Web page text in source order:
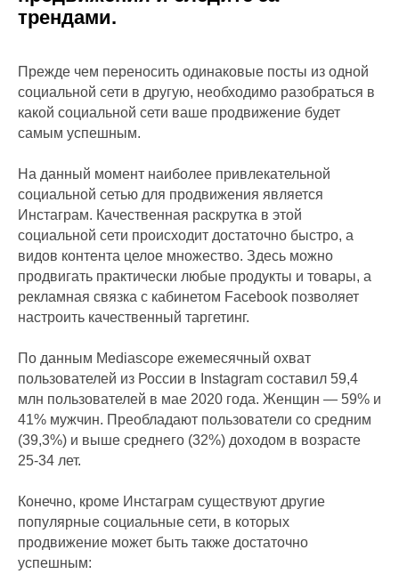
трендами.
Прежде чем переносить одинаковые посты из одной
социальной сети в другую, необходимо разобраться в
какой социальной сети ваше продвижение будет
самым успешным.
На данный момент наиболее привлекательной
социальной сетью для продвижения является
Инстаграм. Качественная раскрутка в этой
социальной сети происходит достаточно быстро, а
видов контента целое множество. Здесь можно
продвигать практически любые продукты и товары, а
рекламная связка с кабинетом Facebook позволяет
настроить качественный таргетинг.
По данным Mediascope ежемесячный охват
пользователей из России в Instagram составил 59,4
млн пользователей в мае 2020 года. Женщин — 59% и
41% мужчин. Преобладают пользователи со средним
(39,3%) и выше среднего (32%) доходом в возрасте
25-34 лет.
Конечно, кроме Инстаграм существуют другие
популярные социальные сети, в которых
продвижение может быть также достаточно
успешным: